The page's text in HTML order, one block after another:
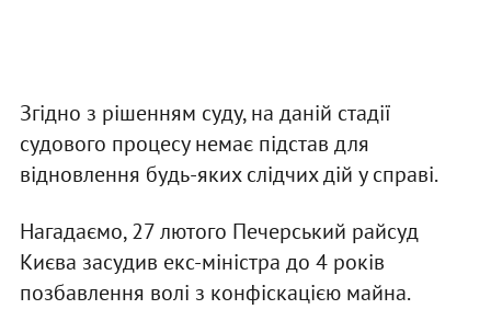
Згідно з рішенням суду, на даній стадії
судового процесу немає підстав для
відновлення будь-яких слідчих дій у справі.
Нагадаємо, 27 лютого Печерський райсуд
Києва засудив екс-міністра до 4 років
позбавлення волі з конфіскацією майна.